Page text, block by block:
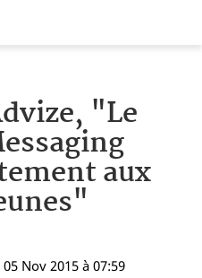
"Le
aux
Nov 2015 à 07:59